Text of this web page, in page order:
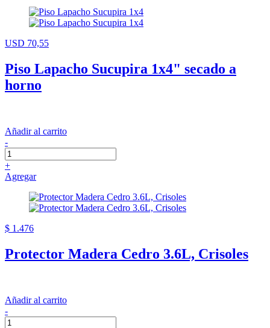
USD 70,55
Piso Lapacho Sucupira 1x4" secado a
horno
Añadir al carrito
-
+
Agregar
$ 1.476
Protector Madera Cedro 3.6L, Crisoles
Añadir al carrito
-